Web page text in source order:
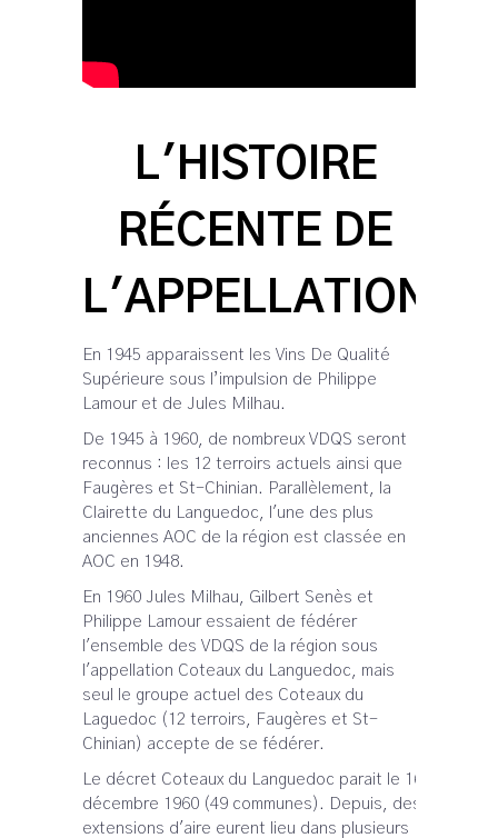
L'HISTOIRE
RÉCENTE DE
L'APPELLATION
En 1945 apparaissent les Vins De Qualité
Supérieure sous l’impulsion de Philippe
Lamour et de Jules Milhau.
De 1945 à 1960, de nombreux VDQS seront
reconnus : les 12 terroirs actuels ainsi que
Faugères et St-Chinian. Parallèlement, la
Clairette du Languedoc, l'une des plus
anciennes AOC de la région est classée en
AOC en 1948.
En 1960 Jules Milhau, Gilbert Senès et
Philippe Lamour essaient de fédérer
l'ensemble des VDQS de la région sous
l'appellation Coteaux du Languedoc, mais
seul le groupe actuel des Coteaux du
Laguedoc (12 terroirs, Faugères et St-
Chinian) accepte de se fédérer.
Le décret Coteaux du Languedoc parait le 16
décembre 1960 (49 communes). Depuis, des
extensions d'aire eurent lieu dans plusieurs